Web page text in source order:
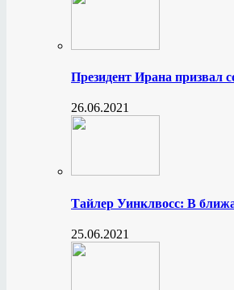
Президент Ирана призвал
26.06.2021
Тайлер Уинклвосс: В
25.06.2021